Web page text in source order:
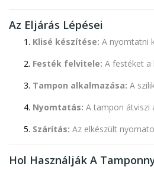
Az Eljárás Lépései
Klisé készítése: A nyomtatni
Festék felvitele: A festéket a
Tampon alkalmazása: A
Nyomtatás: A tampon átviszi
Szárítás: Az elkészült
Hol Használják A